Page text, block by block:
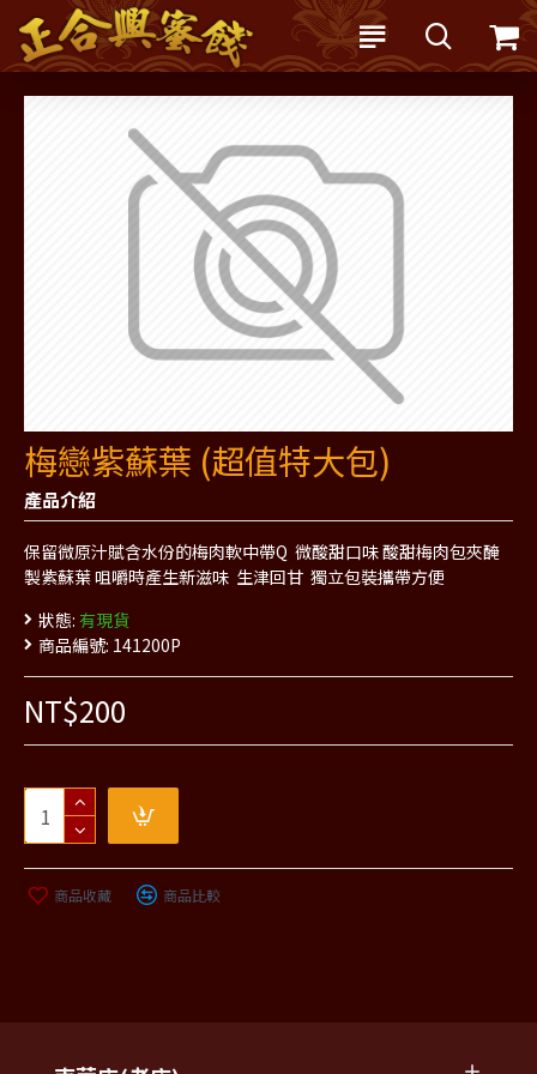
梅戀紫蘇葉 (超值特大包)
產品介紹
保留微原汁賦含水份的梅肉軟中帶Q 微酸甜口味 酸甜梅肉包夾醃
製紫蘇葉 咀嚼時產生新滋味 生津回甘 獨立包裝攜帶方便
狀態: 有現貨
商品編號: 141200P
NT$200
商品收藏 商品比較